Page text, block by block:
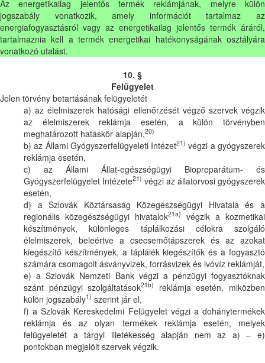
Az energetikailag jelentős termék reklámjának, melyre külön
jogszabály vonatkozik, amely információt tartalmaz az
energiafogyasztásról vagy az energetikailag jelentős termék áráról,
tartalmaznia kell a termék energetikai hatékonyságának osztályára
vonatkozó utalást.
10. §
Felügyelet
Jelen törvény betartásának felügyeletét
a) az élelmiszerek hatósági ellenőrzését végző szervek végzik
az élelmiszerek reklámja esetén, a külön törvényben
meghatározott hatáskör alapján,20)
b) az Állami Gyógyszerfelügyeleti Intézet21) végzi a gyógyszerek
reklámja esetén,
c) az Állami Állat-egészségügyi Biopreparátum- és
Gyógyszerfelügyelet Intézete21) végzi az állatorvosi gyógyszerek
esetén,
d) a Szlovák Köztársaság Közegészségügyi Hivatala és a
regionális közegészségügyi hivatalok21a)
végzik a kozmetikai
készítmények, különleges táplálkozási célokra szolgáló
élelmiszerek, beleértve a csecsemőtápszerek és az azokat
kiegészítő készítmények, a táplálék kiegészítők és a fogyasztó
számára csomagolt ásványvizek, forrásvizek és ivóvíz reklámját,
e) a Szlovák Nemzeti Bank végzi a pénzügyi fogyasztóknak
szánt pénzügyi szolgáltatások21b)
reklámja esetén, miközben
külön jogszabály1) szerint jár el,
f) a Szlovák Kereskedelmi Felügyelet végzi a dohánytermékek
reklámja és az olyan termékek reklámja esetén, melyek
felügyeletét a tárgyi illetékesség alapján nem az a) – e)
pontokban megjelölt szervek végzik.